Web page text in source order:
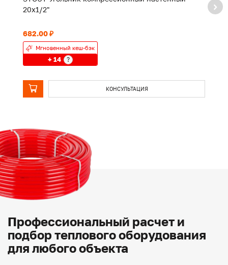
20х1/2"
682.00 ₽
Мгновенный кеш-бэк
+ 14 ?
КОНСУЛЬТАЦИЯ
Профессиональный расчет и
подбор теплового оборудования
для любого объекта